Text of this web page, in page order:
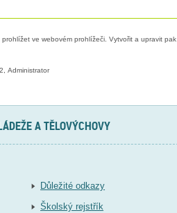
ve webovém prohlížeči. Vytvořit a upravit
Administrator
A TĚLOVÝCHOVY
Důležité odkazy
Školský rejstřík